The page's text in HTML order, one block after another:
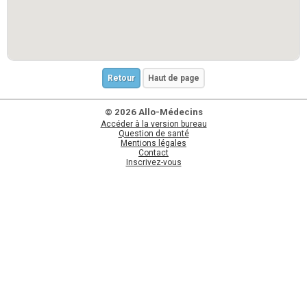
Retour Haut de page
© 2026 Allo-Médecins
Accéder à la version bureau
Question de santé
Mentions légales
Contact
Inscrivez-vous